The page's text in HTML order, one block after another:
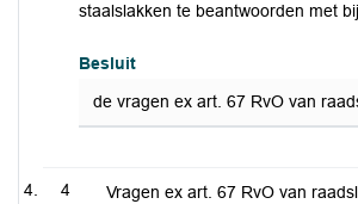
staalslakken te beantwoorden met
Besluit
de vragen ex art. 67 RvO van
4
Vragen ex art. 67 RvO van